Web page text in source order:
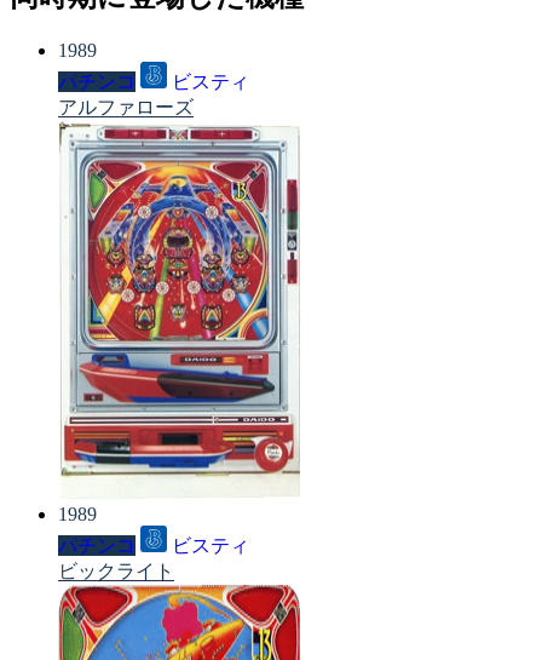
1989
パチンコ
ビスティ
アルファローズ
1989
パチンコ
ビスティ
ビックライト